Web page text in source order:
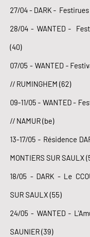
27/04 - DARK - Festirues
28/04 - WANTED -
(40)
07/05 - WANTED -
// RUMINGHEM (62)
09-11/05 - WANTED -
// NAMUR (be)
13-17/05 - Résidence
MONTIERS SUR SAULX
18/05 - DARK - Le
SUR SAULX (55)
24/05 - WANTED -
SAUNIER (39)